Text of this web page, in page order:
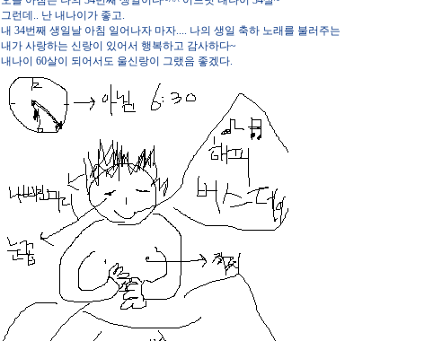
그런데.. 난 내나이가 좋고.
내 34번째 생일날 아침 일어나자 마자.... 나의 생일 축하 노래를 불러주는
내가 사랑하는 신랑이 있어서 행복하고 감사하다~
내나이 60살이 되어서도 울신랑이 그랬음 좋겠다.